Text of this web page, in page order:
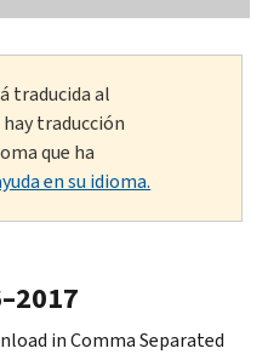
traducida al
traducción
que ha
en su idioma.
in Comma Separated